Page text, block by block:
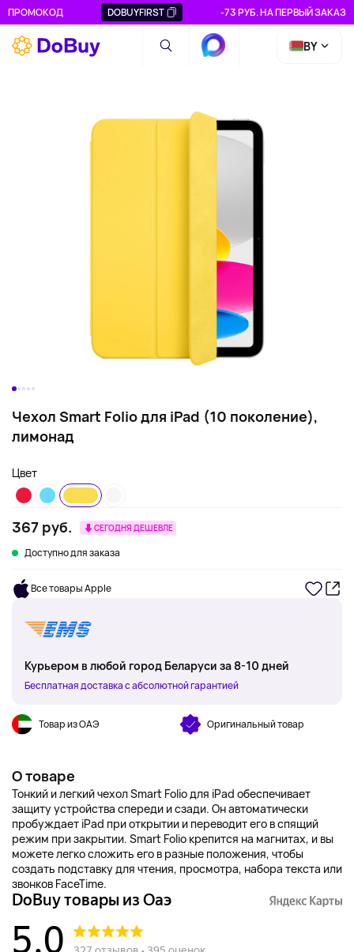
ПРОМОКОД DOBUYFIRST -73 РУБ. НА ПЕРВЫЙ ЗАКАЗ
BY
Чехол Smart Folio для iPad (10 поколение),
лимонад
Цвет
367 руб. СЕГОДНЯ ДЕШЕВЛЕ
Доступно для заказа
Все товары Apple
Курьером в любой город Беларуси за 8-10 дней
Бесплатная доставка с абсолютной гарантией
Товар из ОАЭ Оригинальный товар
О товаре
Тонкий и легкий чехол Smart Folio для iPad обеспечивает
защиту устройства спереди и сзади. Он автоматически
пробуждает iPad при открытии и переводит его в спящий
режим при закрытии. Smart Folio крепится на магнитах, и вы
можете легко сложить его в разные положения, чтобы
создать подставку для чтения, просмотра, набора текста или
звонков FaceTime.